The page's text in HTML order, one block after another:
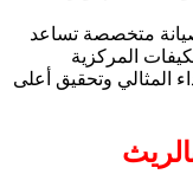
متخصصة تساعد
المركزية
المثالي وتحقيق أعلى